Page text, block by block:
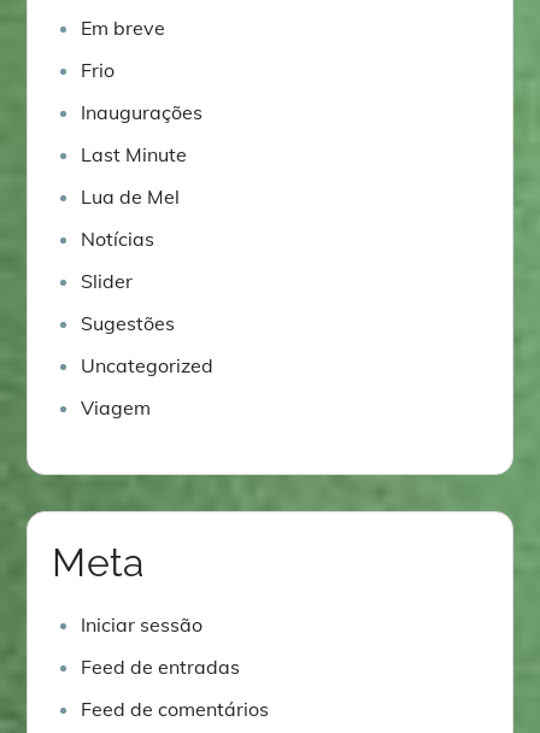
Em breve
Frio
Inaugurações
Last Minute
Lua de Mel
Notícias
Slider
Sugestões
Uncategorized
Viagem
Meta
Iniciar sessão
Feed de entradas
Feed de comentários